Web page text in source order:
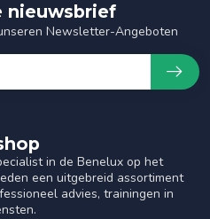
in de Benelux op het
een uitgebreid assortiment
advies, trainingen in
nieuwsbrief
Newsletter-Angeboten